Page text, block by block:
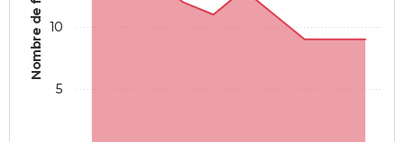
Nombre de faits
5
10